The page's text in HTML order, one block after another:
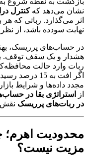
نشان می‌دهد کهکنترل
اثر می‌گذارد. رباتی که
نهایت سودده باشد، از
در حساب‌های پرریسک،
ربات وارد حالت
اگر افت به
مجدد داده‌ها و شرایط
از
استراتژی بقا در
در ربات‌های پرریسک نقش
مزیت نیست؟